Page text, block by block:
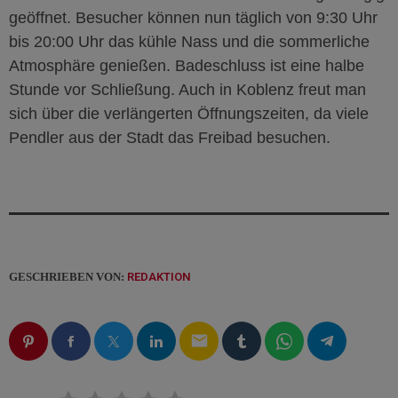
geöffnet. Besucher können nun täglich von 9:30 Uhr
bis 20:00 Uhr das kühle Nass und die sommerliche
Atmosphäre genießen. Badeschluss ist eine halbe
Stunde vor Schließung. Auch in Koblenz freut man
sich über die verlängerten Öffnungszeiten, da viele
Pendler aus der Stadt das Freibad besuchen.
GESCHRIEBEN VON: REDAKTION
email